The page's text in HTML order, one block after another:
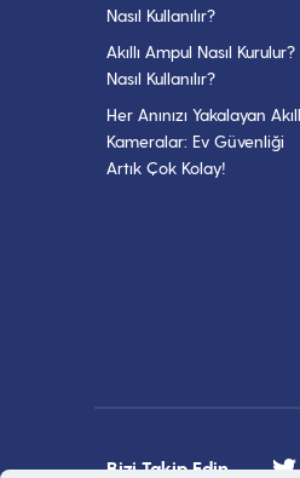
Nasıl Kullanılır?
Akıllı Ampul Nasıl Kurulur?
Nasıl Kullanılır?
Her Anınızı Yakalayan
Kameralar: Ev Güvenliği
Artık Çok Kolay!
Bizi Takip Edin